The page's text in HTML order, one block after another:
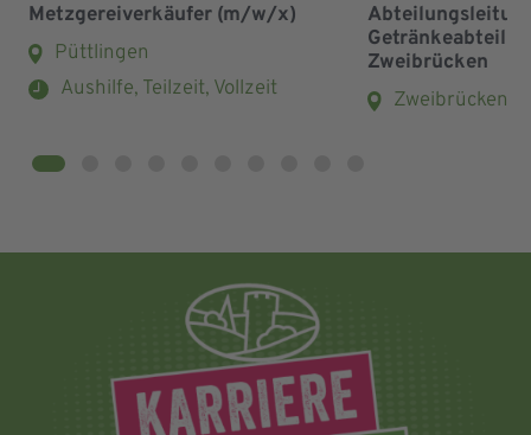
Metzgereiverkäufer (m/w/x)
Püttlingen
Aushilfe, Teilzeit, Vollzeit
Zweibrücken
Zweibrücken